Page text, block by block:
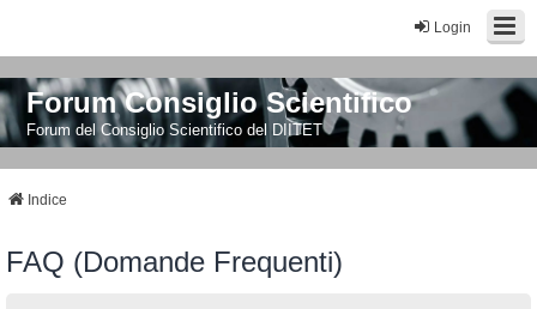
Login
Forum Consiglio Scientifico
Forum del Consiglio Scientifico del DIITET
Indice
FAQ (Domande Frequenti)